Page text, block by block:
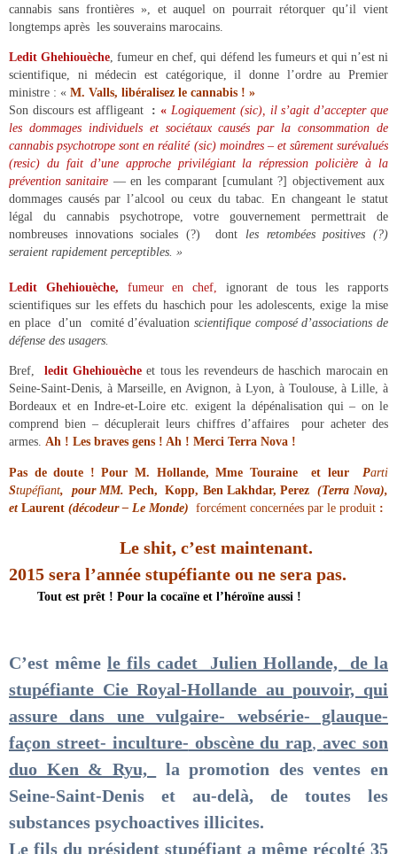
cannabis sans frontières », et auquel on pourrait rétorquer qu’il vient
longtemps après les souverains marocains.
Ledit Ghehiouèche , fumeur en chef, qui défend les fumeurs et qui n’est ni
scientifique, ni médecin est catégorique, il donne l’ordre au Premier
ministre : « M. Valls, libéralisez le cannabis ! »
Son discours est affligeant :« Logiquement (sic), il s’agit d’accepter que
les dommages individuels et sociétaux causés par la consommation de
cannabis psychotrope sont en réalité (sic) moindres – et sûrement surévalués
(resic) du fait d’une approche privilégiant la répression policière à la
prévention sanitaire — en les comparant [cumulant ?] objectivement aux
dommages causés par l’alcool ou ceux du tabac. En changeant le statut
légal du cannabis psychotrope, votre gouvernement permettrait de
nombreuses innovations sociales (?) dont les retombées positives (?)
seraient rapidement perceptibles. »
Ledit Ghehiouèche, fumeur en chef, ignorant de tous les rapports
scientifiques sur les effets du haschich pour les adolescents, exige la mise
en place d’un comité d’évaluation scientifique composé d’associations de
défense des usagers.
Bref, ledit Ghehiouèche et tous les revendeurs de haschich marocain en
Seine-Saint-Denis, à Marseille, en Avignon, à Lyon, à Toulouse, à Lille, à
Bordeaux et en Indre-et-Loire etc. exigent la dépénalisation qui – on le
comprend bien – décuplerait leurs chiffres d’affaires pour acheter des
armes. Ah ! Les braves gens ! Ah ! Merci Terra Nova !
Pas de doute ! Pour M. Hollande, Mme Touraine et leur Parti
Stupéfiant, pour MM. Pech, Kopp, Ben Lakhdar, Perez (Terra Nova),
etLaurent (décodeur – Le Monde) forcément concernées par le produit :
Le shit, c’est maintenant.
2015 sera l’année stupéfiante ou ne sera pas.
Tout est prêt ! Pour la cocaïne et l’héroïne aussi !
C’est même le fils cadet Julien Hollande, de la
stupéfiante Cie Royal-Hollande au pouvoir, qui
assure dans une vulgaire- websérie- glauque-
façon street- inculture- obscène du rap,avec son
duo Ken & Ryu,
la promotion des ventes en
Seine-Saint-Denis et au-delà, de toutes les
substances psychoactives illicites.
Le fils du président stupéfiant a même récolté 35